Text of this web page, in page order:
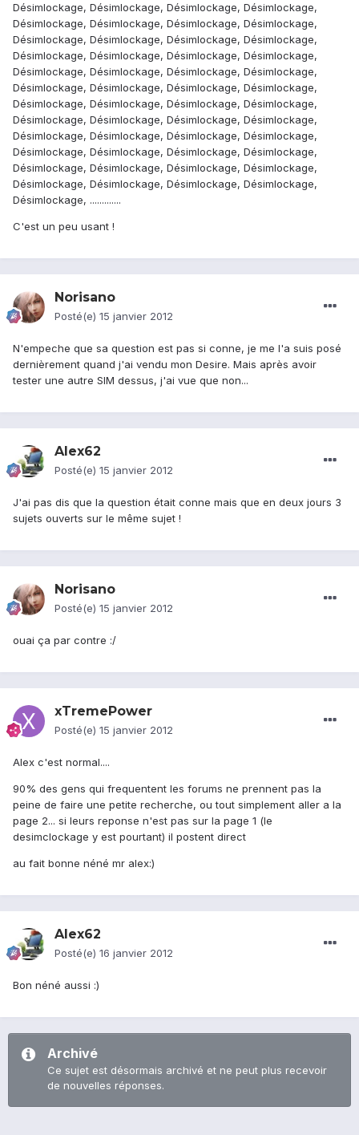
Désimlockage, Désimlockage, Désimlockage, Désimlockage,
Désimlockage, Désimlockage, Désimlockage, Désimlockage,
Désimlockage, Désimlockage, Désimlockage, Désimlockage,
Désimlockage, Désimlockage, Désimlockage, Désimlockage,
Désimlockage, Désimlockage, Désimlockage, Désimlockage,
Désimlockage, Désimlockage, Désimlockage, Désimlockage,
Désimlockage, Désimlockage, Désimlockage, Désimlockage,
Désimlockage, Désimlockage, Désimlockage, Désimlockage,
Désimlockage, Désimlockage, Désimlockage, Désimlockage,
Désimlockage, Désimlockage, Désimlockage, Désimlockage,
Désimlockage, Désimlockage, Désimlockage, Désimlockage,
Désimlockage, Désimlockage, Désimlockage, Désimlockage,
Désimlockage, .............
C'est un peu usant !
Norisano
Posté(e) 15 janvier 2012
N'empeche que sa question est pas si conne, je me l'a suis posé
dernièrement quand j'ai vendu mon Desire. Mais après avoir
tester une autre SIM dessus, j'ai vue que non...
Alex62
Posté(e) 15 janvier 2012
J'ai pas dis que la question était conne mais que en deux jours 3
sujets ouverts sur le même sujet !
Norisano
Posté(e) 15 janvier 2012
ouai ça par contre :/
xTremePower
Posté(e) 15 janvier 2012
Alex c'est normal....
90% des gens qui frequentent les forums ne prennent pas la
peine de faire une petite recherche, ou tout simplement aller a la
page 2... si leurs reponse n'est pas sur la page 1 (le
desimclockage y est pourtant) il postent direct
au fait bonne néné mr alex:)
Alex62
Posté(e) 16 janvier 2012
Bon néné aussi :)
Archivé
Ce sujet est désormais archivé et ne peut plus recevoir
de nouvelles réponses.